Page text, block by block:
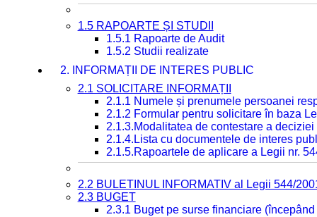
1.5 RAPOARTE ȘI STUDII
1.5.1 Rapoarte de Audit
1.5.2 Studii realizate
2. INFORMAȚII DE INTERES PUBLIC
2.1 SOLICITARE INFORMAȚII
2.1.1 Numele și prenumele persoanei
2.1.2 Formular pentru solicitare în baza
2.1.3.Modalitatea de contestare a
2.1.4.Lista cu documentele de interes
2.1.5.Rapoartele de aplicare a Legii nr.
2.2 BULETINUL INFORMATIV al Legii 544/
2.3 BUGET
2.3.1 Buget pe surse financiare